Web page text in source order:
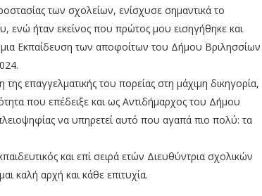
των σχολείων, ενίσχυσε σημαντικά το
ενώ ήταν εκείνος που πρώτος μου εισηγήθηκε και
Εκπαίδευση των αποφοίτων του Δήμου Βριλησσίων
επαγγελματικής του πορείας στη μάχιμη δικηγορία,
που επέδειξε και ως Αντιδήμαρχος του Δήμου
να υπηρετεί αυτό που αγαπά πιο πολύ: τα
και επί σειρά ετών Διευθύντρια σχολικών
καλή αρχή και κάθε επιτυχία.